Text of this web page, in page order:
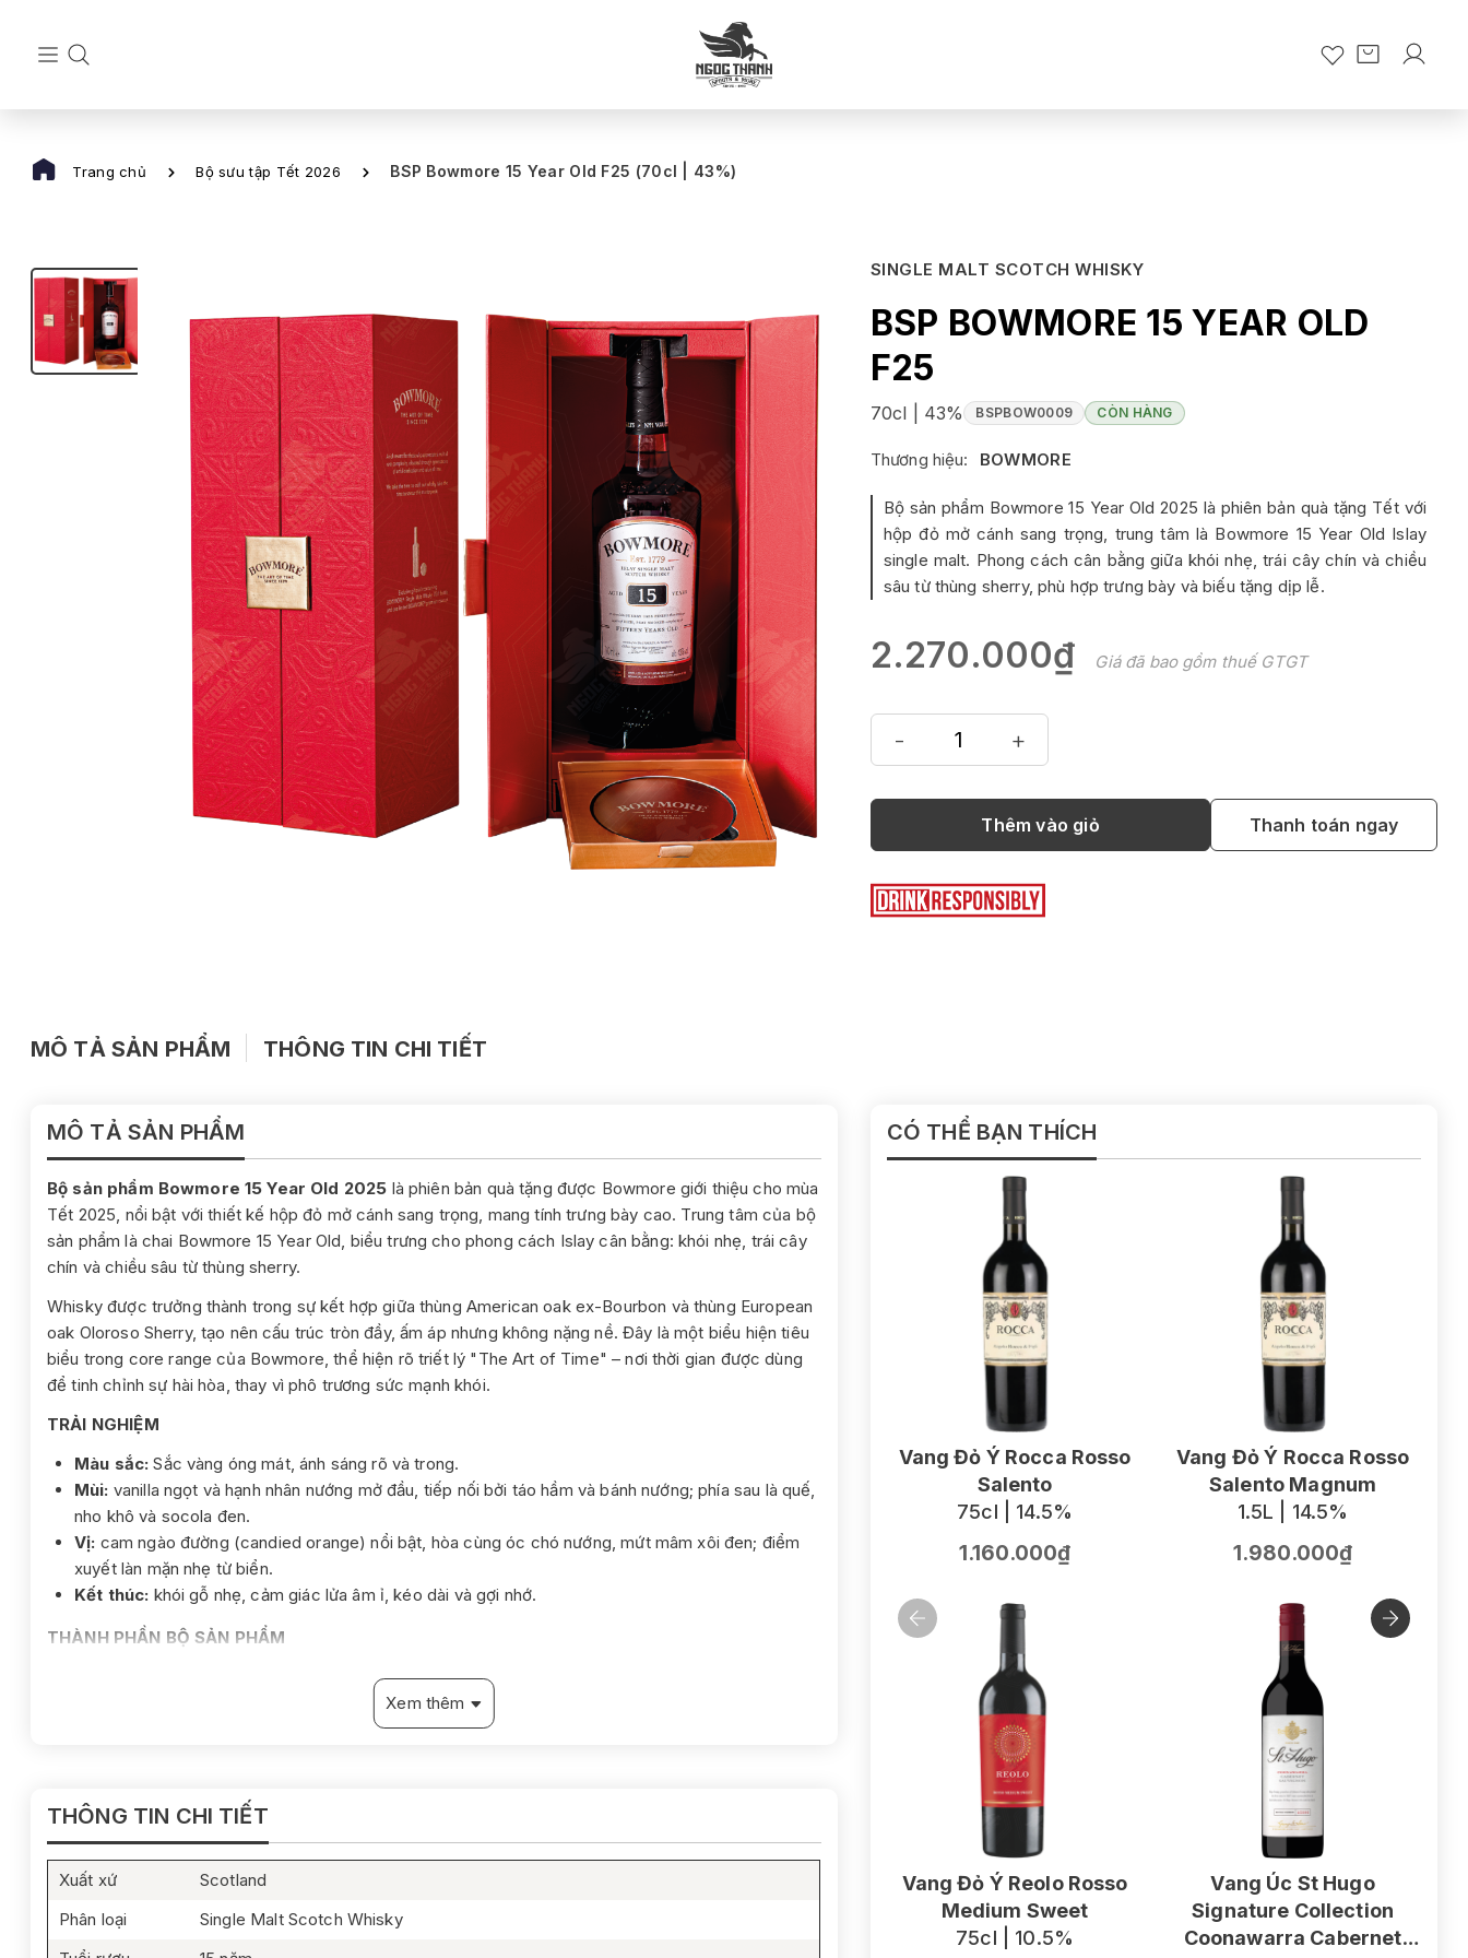
Trang chủ Bộ sưu tập Tết 2026 BSP Bowmore 15 Year Old F25 (70cl | 43%)
SINGLE MALT SCOTCH WHISKY
BSP BOWMORE 15 YEAR OLD
F25
70cl | 43% BSPBOW0009 CÒN HÀNG
Thương hiệu: BOWMORE
Bộ sản phẩm Bowmore 15 Year Old 2025 là phiên bản quà tặng Tết với
hộp đỏ mở cánh sang trọng, trung tâm là Bowmore 15 Year Old Islay
single malt. Phong cách cân bằng giữa khói nhẹ, trái cây chín và chiều
sâu từ thùng sherry, phù hợp trưng bày và biếu tặng dịp lễ.
2.270.000₫ Giá đã bao gồm thuế GTGT
- +
Thêm vào giỏ Thanh toán ngay
MÔ TẢ SẢN PHẨM THÔNG TIN CHI TIẾT
MÔ TẢ SẢN PHẨM
Bộ sản phẩm Bowmore 15 Year Old 2025 là phiên bản quà tặng được Bowmore giới thiệu cho mùa
Tết 2025, nổi bật với thiết kế hộp đỏ mở cánh sang trọng, mang tính trưng bày cao. Trung tâm của bộ
sản phẩm là chai Bowmore 15 Year Old, biểu trưng cho phong cách Islay cân bằng: khói nhẹ, trái cây
chín và chiều sâu từ thùng sherry.
Whisky được trưởng thành trong sự kết hợp giữa thùng American oak ex-Bourbon và thùng European
oak Oloroso Sherry, tạo nên cấu trúc tròn đầy, ấm áp nhưng không nặng nề. Đây là một biểu hiện tiêu
biểu trong core range của Bowmore, thể hiện rõ triết lý "The Art of Time" – nơi thời gian được dùng
để tinh chỉnh sự hài hòa, thay vì phô trương sức mạnh khói.
TRẢI NGHIỆM
Màu sắc: Sắc vàng óng mát, ánh sáng rõ và trong.
Mùi: vanilla ngọt và hạnh nhân nướng mở đầu, tiếp nối bởi táo hầm và bánh nướng; phía sau là quế,
nho khô và socola đen.
Vị: cam ngào đường (candied orange) nổi bật, hòa cùng óc chó nướng, mứt mâm xôi đen; điểm
xuyết làn mặn nhẹ từ biển.
Kết thúc: khói gỗ nhẹ, cảm giác lửa âm ỉ, kéo dài và gợi nhớ.
THÀNH PHẦN BỘ SẢN PHẨM
01 Hộp quà cứng màu đỏ, thiết kế mở cánh
Xem thêm
THÔNG TIN CHI TIẾT
Xuất xứ
Scotland
Phân loại
Single Malt Scotch Whisky
CÓ THỂ BẠN THÍCH
Vang Đỏ Ý Rocca Rosso
Salento
75cl | 14.5%
1.160.000₫
Vang Đỏ Ý Rocca Rosso
Salento Magnum
1.5L | 14.5%
1.980.000₫
Vang Đỏ Ý Reolo Rosso
Medium Sweet
75cl | 10.5%
Vang Úc St Hugo
Signature Collection
Coonawarra Cabernet